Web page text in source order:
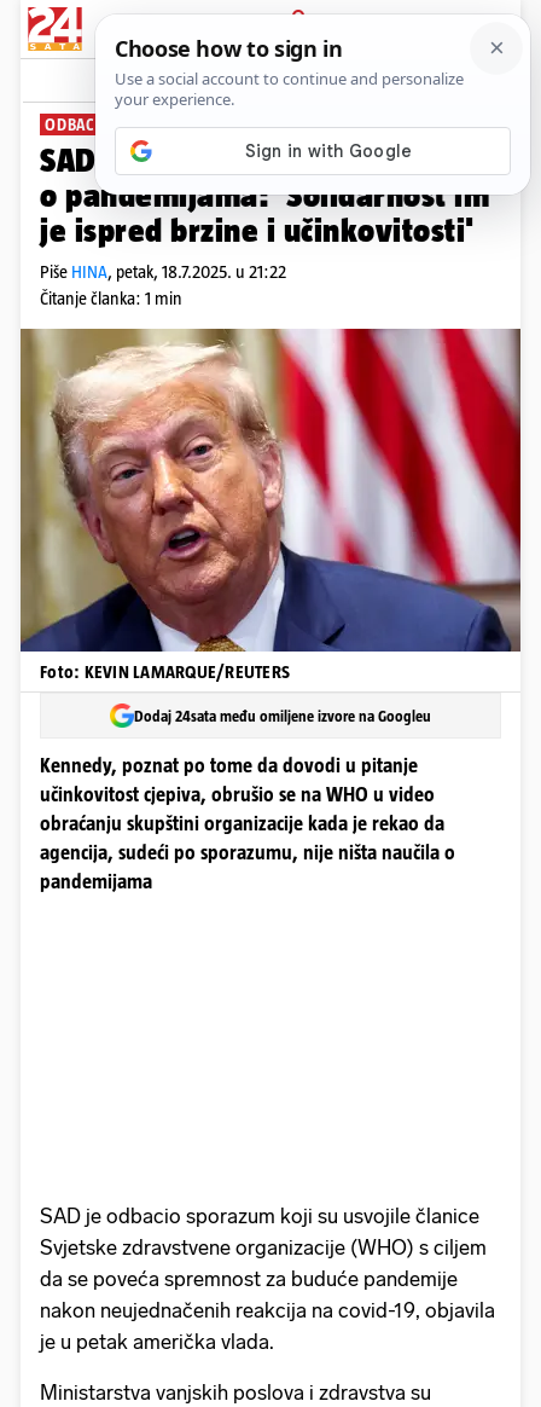
PRIJAVA
News Komentari
ODBACUJU PRAVNO OBVEZUJUĆI AKT
SAD odbacio WHO-ov sporazum
o pandemijama: 'Solidarnost im
je ispred brzine i učinkovitosti'
Piše HINA, petak, 18.7.2025. u 21:22
Čitanje članka: 1 min
Foto: KEVIN LAMARQUE/REUTERS
Dodaj 24sata među omiljene izvore na Googleu
Kennedy, poznat po tome da dovodi u pitanje
učinkovitost cjepiva, obrušio se na WHO u video
obraćanju skupštini organizacije kada je rekao da
agencija, sudeći po sporazumu, nije ništa naučila o
pandemijama
SAD je odbacio sporazum koji su usvojile članice
Svjetske zdravstvene organizacije (WHO) s ciljem
da se poveća spremnost za buduće pandemije
nakon neujednačenih reakcija na covid-19, objavila
je u petak američka vlada.
Ministarstva vanjskih poslova i zdravstva su